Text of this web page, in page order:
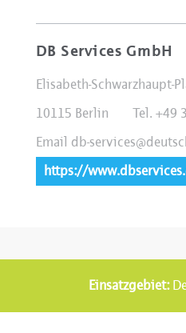
DB Services GmbH
Elisabeth-Schwarzhaupt-
10115 Berlin
Tel. +49
Email db-
https://
Einsatzgebiet: